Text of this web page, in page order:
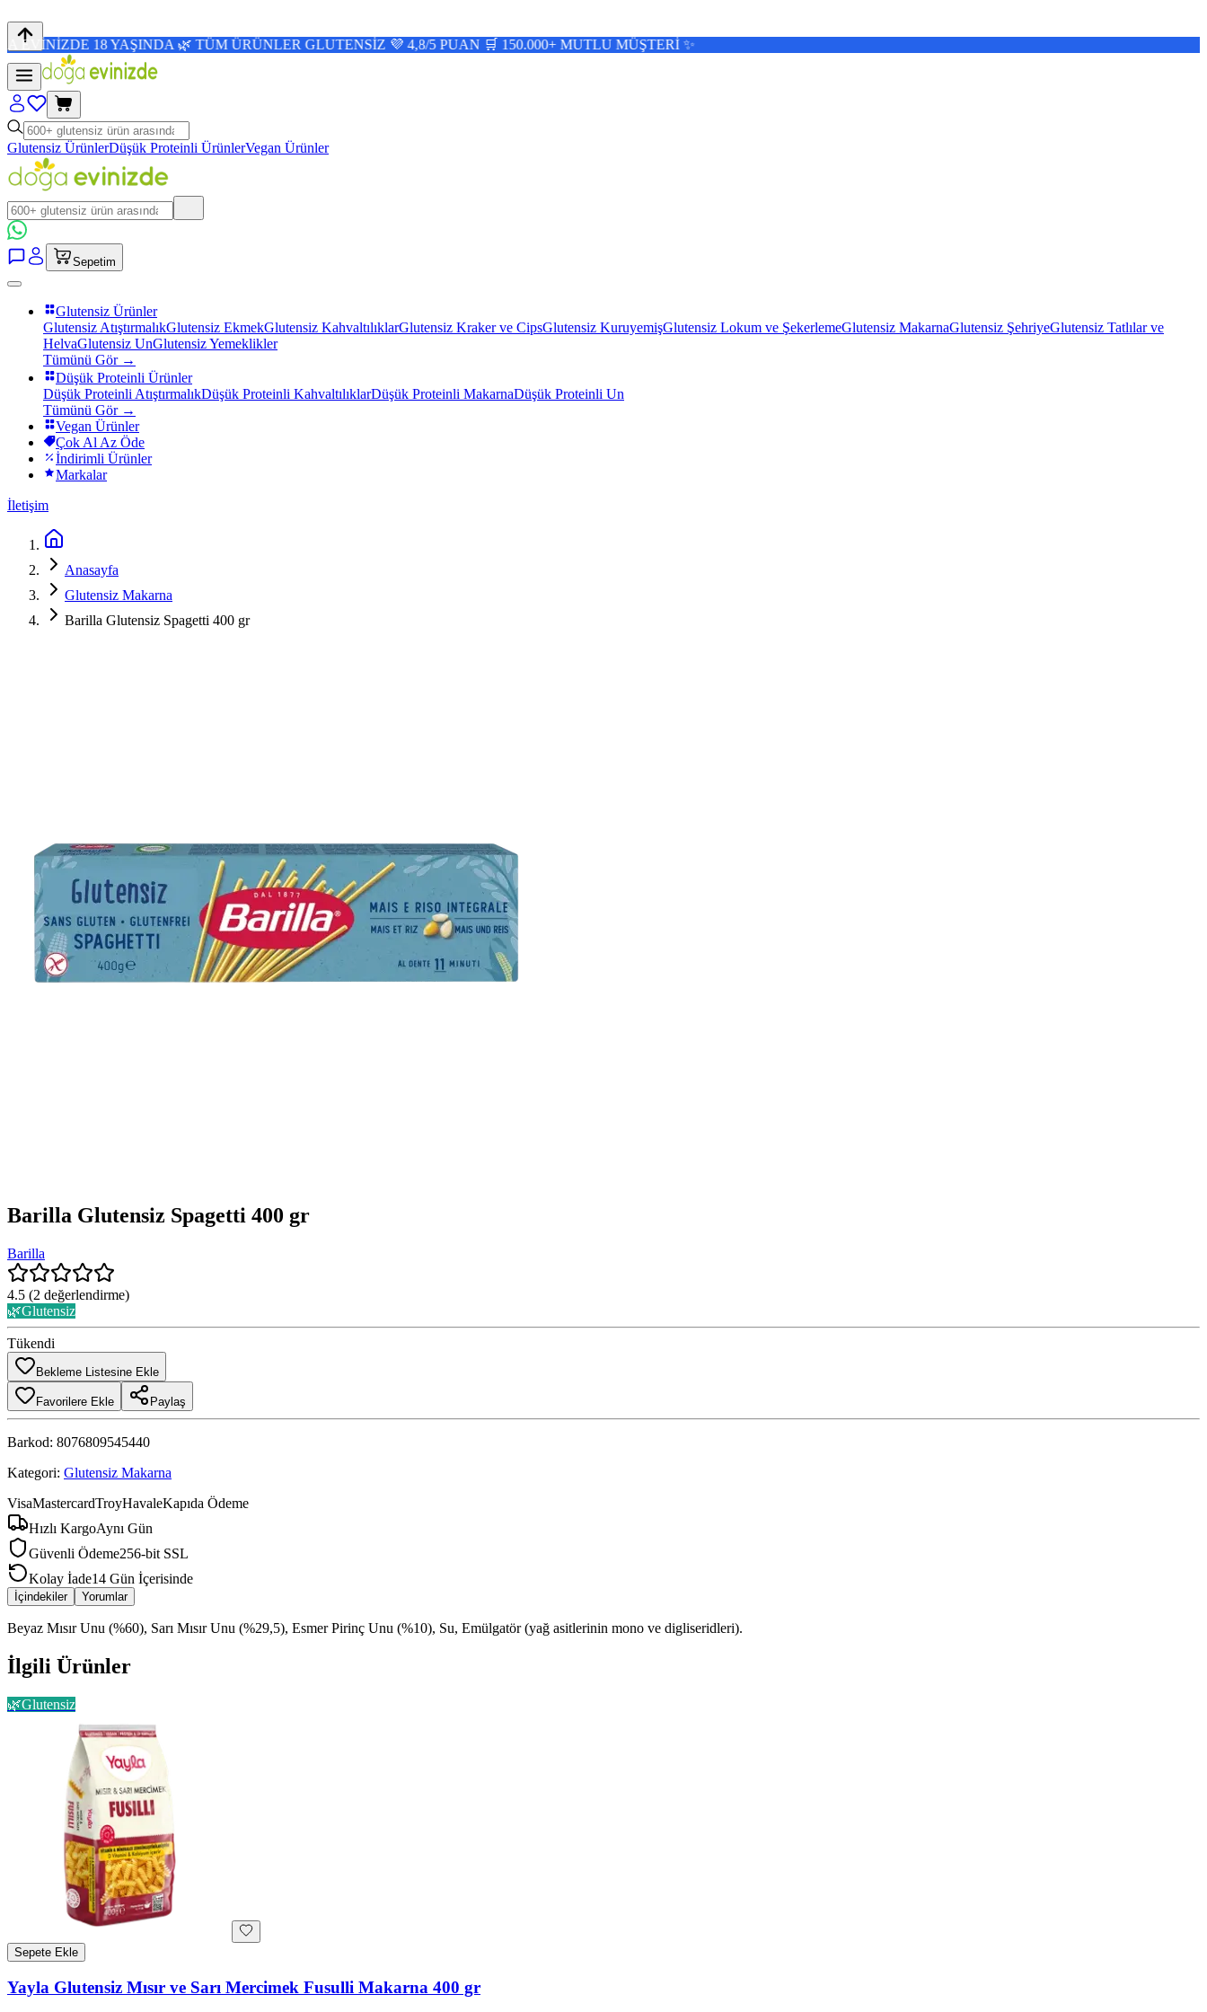
YAŞINDA 🌿 TÜM ÜRÜNLER GLUTENSİZ 💜 4,8/5 PUAN 🛒 150.000+ MUTLU MÜŞTERİ ✨
Glutensiz ÜrünlerDüşük Proteinli ÜrünlerVegan Ürünler
Sepetim
Glutensiz Ürünler
Glutensiz AtıştırmalıkGlutensiz EkmekGlutensiz KahvaltılıklarGlutensiz Kraker ve CipsGlutensiz KuruyemişGlutensiz Lokum ve ŞekerlemeGlutensiz MakarnaGlutensiz ŞehriyeGlutensiz Tatlılar ve
HelvaGlutensiz UnGlutensiz Yemeklikler
Tümünü Gör →
Düşük Proteinli Ürünler
Düşük Proteinli AtıştırmalıkDüşük Proteinli KahvaltılıklarDüşük Proteinli MakarnaDüşük Proteinli Un
Tümünü Gör →
Vegan Ürünler
Çok Al Az Öde
İndirimli Ürünler
Markalar
İletişim
Anasayfa
Glutensiz Makarna
Barilla Glutensiz Spagetti 400 gr
Barilla Glutensiz Spagetti 400 gr
Barilla
4.5 (2 değerlendirme)
🌿Glutensiz
Tükendi
Bekleme Listesine Ekle
Favorilere Ekle Paylaş
Barkod: 8076809545440
Kategori: Glutensiz Makarna
VisaMastercardTroyHavaleKapıda Ödeme
Hızlı KargoAynı Gün
Güvenli Ödeme256-bit SSL
Kolay İade14 Gün İçerisinde
İçindekiler Yorumlar
Beyaz Mısır Unu (%60), Sarı Mısır Unu (%29,5), Esmer Pirinç Unu (%10), Su, Emülgatör (yağ asitlerinin mono ve digliseridleri).
İlgili Ürünler
🌿Glutensiz
Sepete Ekle
Yayla Glutensiz Mısır ve Sarı Mercimek Fusulli Makarna 400 gr